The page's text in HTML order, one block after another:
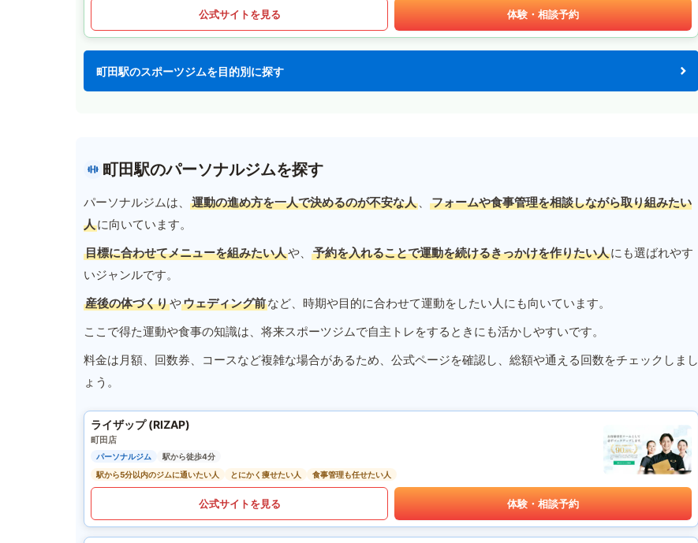
公式サイトを見る 体験・相談予約
町田駅のスポーツジムを目的別に探す
町田駅のパーソナルジムを探す
パーソナルジムは、 運動の進め方を一人で決めるのが不安な人 、
フォームや食事管理を相談しながら取り組みたい
人に向いています。
目標に合わせてメニューを組みたい人や、 予約を入れることで運動を続けるきっかけを作りたい人にも選ばれやす
いジャンルです。
産後の体づくりやウェディング前など、時期や目的に合わせて運動をしたい人にも向いています。
ここで得た運動や食事の知識は、将来スポーツジムで自主トレをするときにも活かしやすいです。
料金は月額、回数券、コースなど複雑な場合があるため、公式ページを確認し、総額や通える回数をチェックしまし
ょう。
ライザップ (RIZAP)
町田店
パーソナルジム
駅から徒歩4分
駅から5分以内のジムに通いたい人
とにかく痩せたい人 食事管理も任せたい人
公式サイトを見る 体験・相談予約